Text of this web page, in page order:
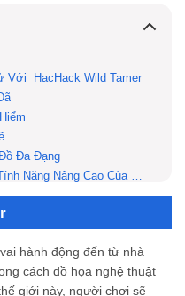
Với HacHack Wild Tamer
Đa Đạng
Của Bản Mod Tại MODRADAR
Giành Chiến Thắng
Tamer Tại MODRADAR
cấu hình cao không?
hành động đến từ nhà
cách đồ họa nghệ thuật
giới này, người chơi sẽ